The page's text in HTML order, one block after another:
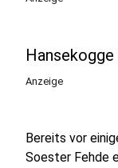
Anzeige
Bereits vor
Soester Fehde